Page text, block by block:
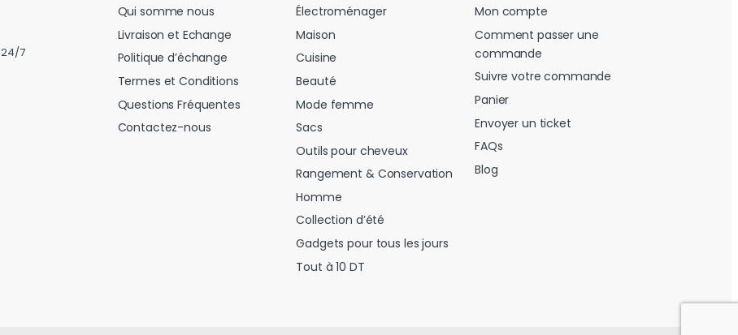
7
Qui somme nous
Livraison et Echange
Politique d’échange
Termes et Conditions
Questions Fréquentes
Contactez-nous
Électroménager
Maison
Cuisine
Beauté
Mode femme
Sacs
Outils pour cheveux
Rangement & Conservation
Homme
Collection d’été
Gadgets pour tous les jours
Tout à 10 DT
Mon compte
Comment passer une
commande
Suivre votre commande
Panier
Envoyer un ticket
FAQs
Blog